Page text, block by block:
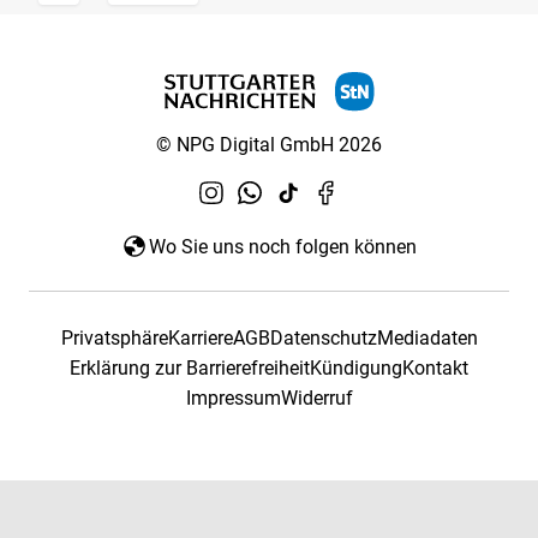
© NPG Digital GmbH 2026
Wo Sie uns noch folgen können
PrivatsphäreKarriereAGBDatenschutzMediadaten
Erklärung zur BarrierefreiheitKündigungKontakt
ImpressumWiderruf